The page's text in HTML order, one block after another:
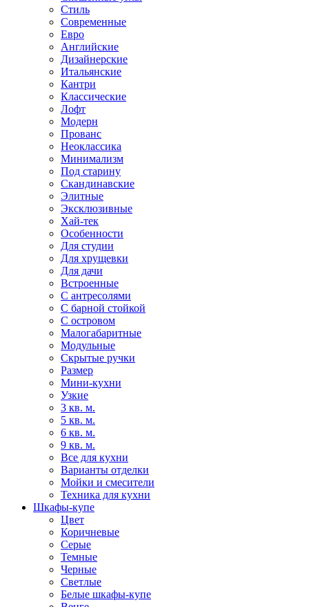
Стиль
Современные
Евро
Английские
Дизайнерские
Итальянские
Кантри
Классические
Лофт
Модерн
Прованс
Неоклассика
Минимализм
Под старину
Скандинавские
Элитные
Эксклюзивные
Хай-тек
Особенности
Для студии
Для хрущевки
Для дачи
Встроенные
С антресолями
С барной стойкой
С островом
Малогабаритные
Модульные
Скрытые ручки
Размер
Мини-кухни
Узкие
3 кв. м.
5 кв. м.
6 кв. м.
9 кв. м.
Все для кухни
Варианты отделки
Мойки и смесители
Техника для кухни
Шкафы-купе
Цвет
Коричневые
Серые
Темные
Черные
Светлые
Белые шкафы-купе